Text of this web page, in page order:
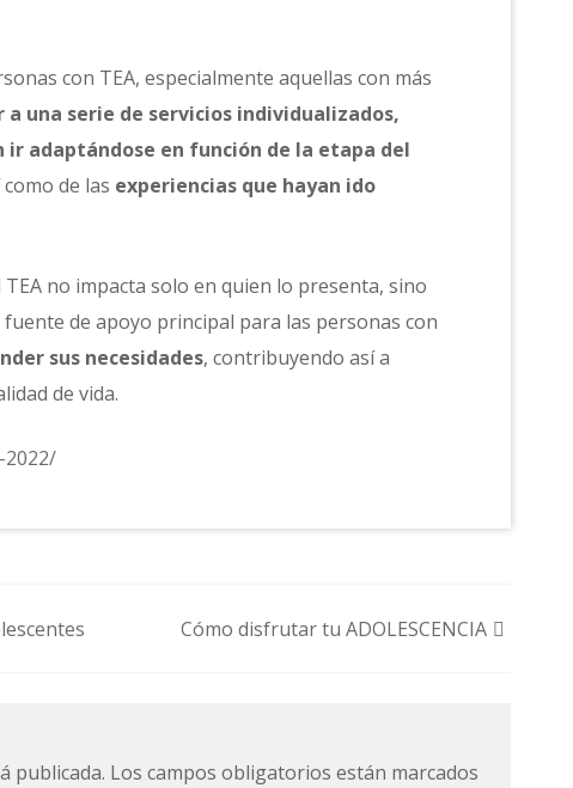
con TEA, especialmente aquellas con más
a una serie de servicios individualizados,
ir adaptándose en función de la etapa del
como de las experiencias que hayan ido
no impacta solo en quien lo presenta, sino
de apoyo principal para las personas con
sus necesidades, contribuyendo así a
de vida.
Cómo disfrutar tu ADOLESCENCIA
publicada. Los campos obligatorios están marcados